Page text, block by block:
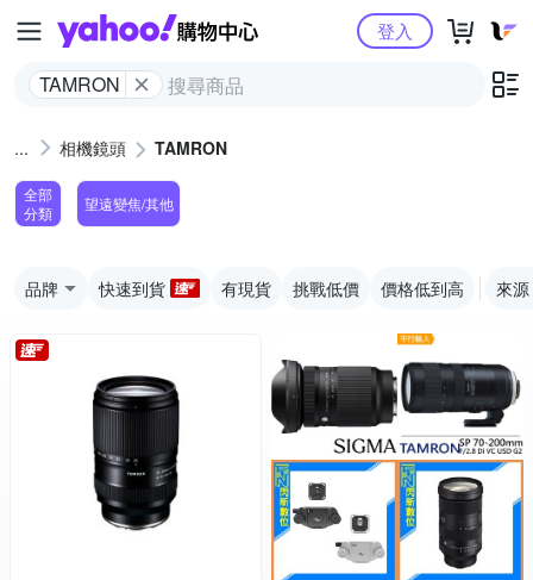
Yahoo購物中心
TAMRON
登入
相機鏡頭 TAMRON
全部
分類
望遠變焦/其他
品牌 快速到貨 有現貨 挑戰低價 價格低到高 來源